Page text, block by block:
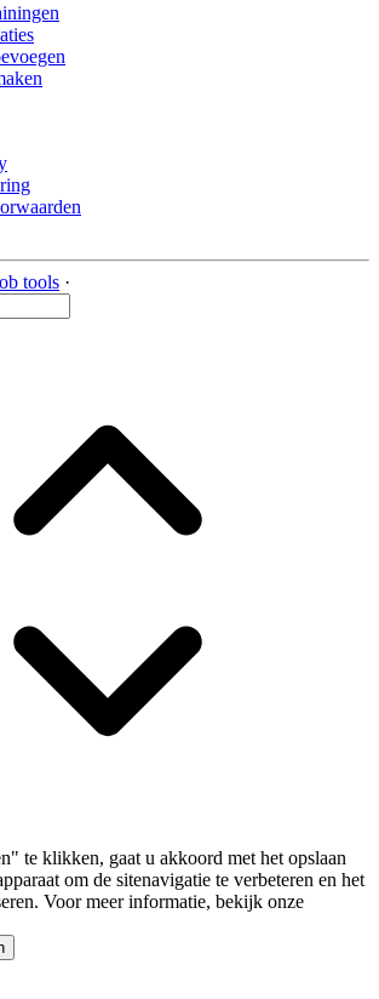
tools ·
te klikken, gaat u akkoord met het opslaan
om de sitenavigatie te verbeteren en het
Voor meer informatie, bekijk onze